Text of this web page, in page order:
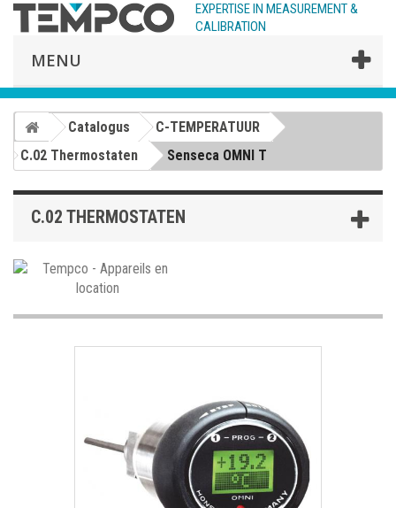
EXPERTISE IN MEASUREMENT &
CALIBRATION
MENU
Catalogus
C-TEMPERATUUR
C.02 Thermostaten
Senseca OMNI T
C.02 THERMOSTATEN